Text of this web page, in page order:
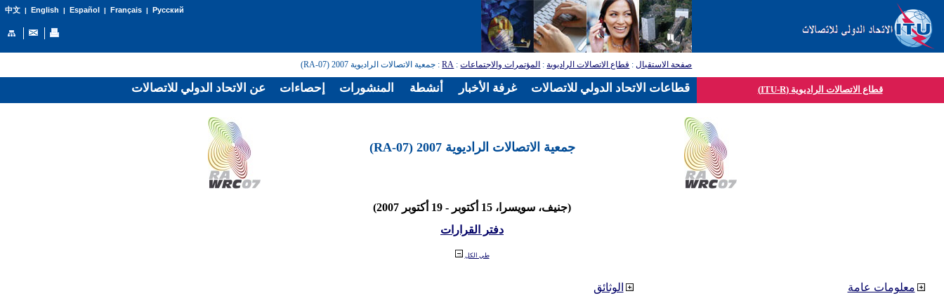
中文| English | Español | Français| Русский
صفحة الاستقبال: قطاع الاتصالات الراديوية: المؤتمرات والاجتماعات:
RA: جمعية الاتصالات الراديوية 2007 (RA-07)
قطاع الاتصالات الراديوية (ITU-R)
جمعية الاتصالات الراديوية 2007 (RA-07)
(جنيف، سويسرا، 15 أكتوبر - 19 أكتوبر 2007)
دفتر القرارات
طي الكل
الوثائق
معلومات عامة
عن الاتحاد الدولي للاتصالات إحصاءات المنشورات أنشطة غرفة الأخبار قطاعات الاتحاد الدولي للاتصالات